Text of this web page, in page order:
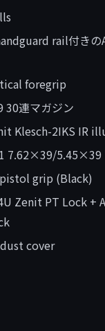
rail付き
foregrip
30連マガジン
Klesch-2IKS IR
7.62×39/
grip (Black)
Zenit PT Lock +
cover